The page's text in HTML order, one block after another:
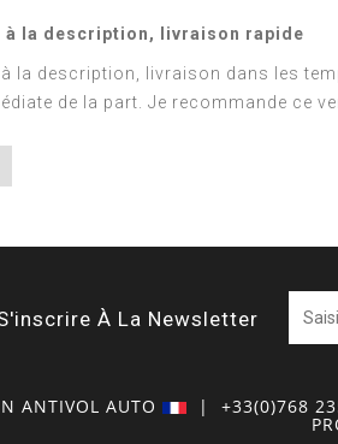
à la description, livraison rapide
la description, livraison dans les
de la part. Je recommande ce
À La Newsletter
ANTIVOL AUTO | +33(0)768